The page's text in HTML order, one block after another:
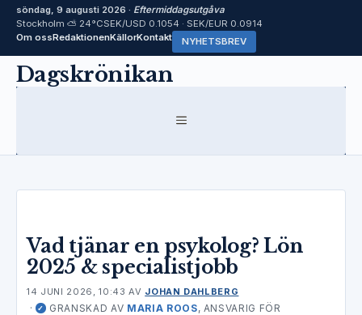
söndag, 9 augusti 2026 · Eftermiddagsutgåva
Stockholm ⛅ 24°CSEK/USD 0.1054 · SEK/EUR 0.0914
Om ossRedaktionenKällorKontakt NYHETSBREV
HoppaDagskrönikan
MENY
Vad tjänar en psykolog? Lön
2025 & specialistjobb
14 JUNI 2026, 10:43 AV JOHAN DAHLBERG
· ✓ GRANSKAD AV MARIA ROOS, ANSVARIG FÖR